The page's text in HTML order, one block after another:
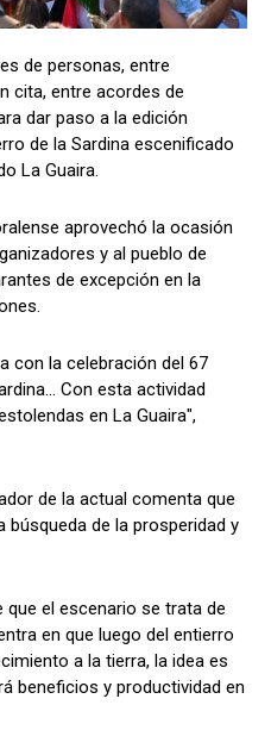
de personas, entre
cita, entre acordes de
dar paso a la edición
de la Sardina escenificado
La Guaira.
aprovechó la ocasión
y al pueblo de
de excepción en la
con la celebración del 67
Con esta actividad
en La Guaira",
de la actual comenta que
búsqueda de la prosperidad y
que el escenario se trata de
en que luego del entierro
a la tierra, la idea es
beneficios y productividad en